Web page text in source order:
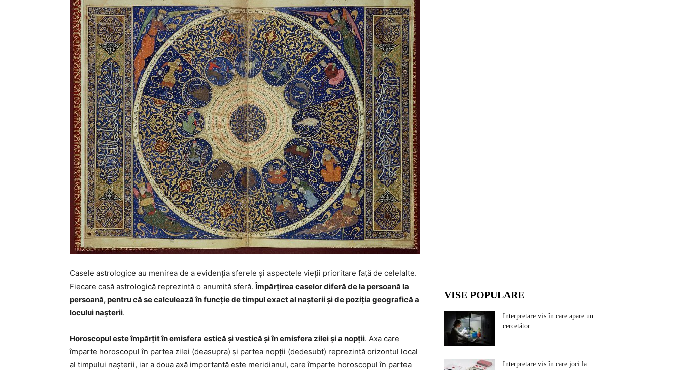
Casele astrologice au menirea de a evidenția sferele și aspectele vieții prioritare față de celelalte.
Fiecare casă astrologică reprezintă o anumită sferă.Împărțirea caselor diferă de la persoană la
persoană, pentru că se calculează în funcție de timpul exact al nașterii și de poziția geografică a
locului nașterii.
Horoscopul este împărțit în emisfera estică și vestică și în emisfera zilei și a nopții. Axa care
împarte horoscopul în partea zilei (deasupra) și partea nopții (dedesubt) reprezintă orizontul local
al timpului nașterii, iar a doua axă importantă este meridianul, care împarte horoscopul în partea
VISE POPULARE
Interpretare vis în care apare un
cercetător
Interpretare vis în care joci la